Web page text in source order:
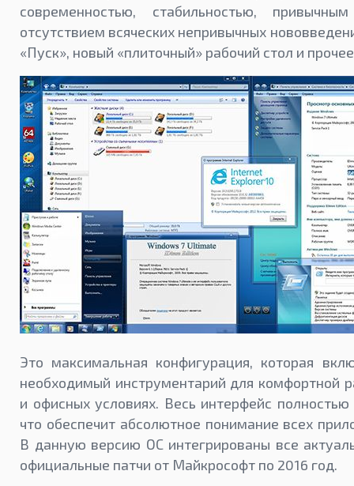
современностью, стабильностью,
отсутствием всяческих непривычных
«Пуск», новый «плиточный» рабочий стол и
Это максимальная конфигурация, которая
необходимый инструментарий для комфортной
и офисных условиях. Весь интерфейс
что обеспечит абсолютное понимание всех
В данную версию ОС интегрированы все
официальные патчи от Майкрософт по 2016 год.